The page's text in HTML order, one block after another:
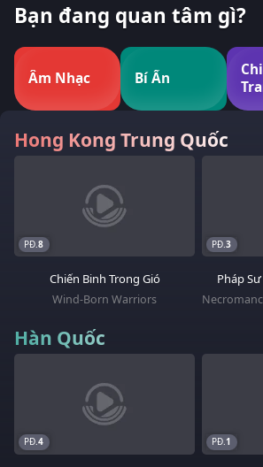
Bạn đang quan tâm gì?
Âm Nhạc Bí Ẩn
Hong Kong Trung Quốc
8
Chiến Binh Trong Gió
Wind-Born Warriors
3
Pháp
Hàn Quốc
4 1